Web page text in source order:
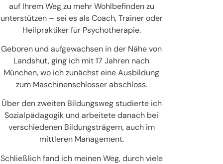
auf Ihrem Weg zu mehr Wohlbefinden zu
unterstützen – sei es als Coach, Trainer oder
Heilpraktiker für Psychotherapie.
Geboren und aufgewachsen in der Nähe von
Landshut, ging ich mit 17 Jahren nach
München, wo ich zunächst eine Ausbildung
zum Maschinenschlosser abschloss.
Über den zweiten Bildungsweg studierte ich
Sozialpädagogik und arbeitete danach bei
verschiedenen Bildungsträgern, auch im
mittleren Management.
Schließlich fand ich meinen Weg, durch viele